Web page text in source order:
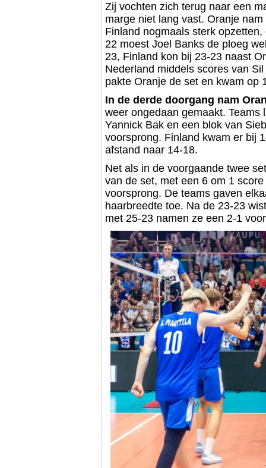
Zij vochten zich terug naar een
marge niet lang vast. Oranje
Finland nogmaals sterk
22 moest Joel Banks de ploeg
23, Finland kon bij 23-23 naast
Nederland middels scores van
pakte Oranje de set en kwam op
In de derde doorgang nam
weer ongedaan gemaakt.
Yannick Bak en een blok van
voorsprong. Finland kwam er bij
afstand naar 14-18.
Net als in de voorgaande twee
van de set, met een 6 om 1
voorsprong. De teams gaven
haarbreedte toe. Na de 23-23
met 25-23 namen ze een 2-1